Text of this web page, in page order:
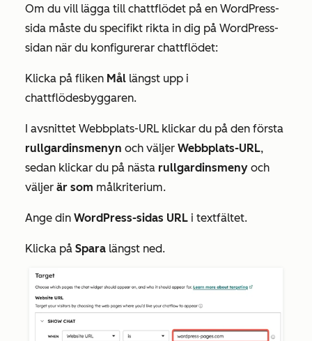
Om du vill lägga till chattflödet på en WordPress-
sida måste du specifikt rikta in dig på WordPress-
sidan när du konfigurerar chattflödet:
Klicka på fliken Mål längst upp i
chattflödesbyggaren.
I avsnittet Webbplats-URL klickar du på den första
rullgardinsmenyn och väljer Webbplats-URL,
sedan klickar du på nästa rullgardinsmeny och
väljer är som målkriterium.
Ange din WordPress-sidas URL i textfältet.
Klicka på Spara längst ned.